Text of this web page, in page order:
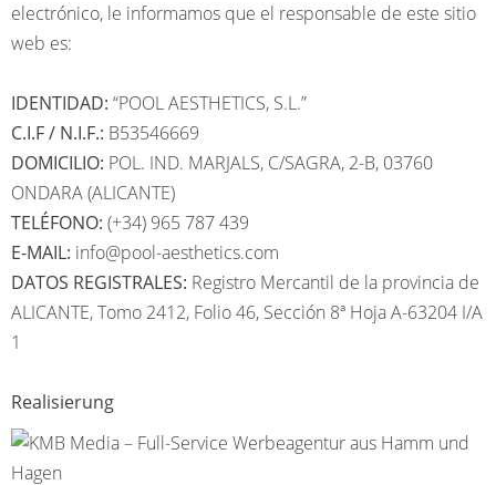
electrónico, le informamos que el responsable de este sitio
web es:
IDENTIDAD: “POOL AESTHETICS, S.L.”
C.I.F / N.I.F.: B53546669
DOMICILIO: POL. IND. MARJALS, C/SAGRA, 2-B, 03760
ONDARA (ALICANTE)
TELÉFONO: (+34) 965 787 439
E-MAIL: info@pool-aesthetics.com
DATOS REGISTRALES: Registro Mercantil de la provincia de
ALICANTE, Tomo 2412, Folio 46, Sección 8ª Hoja A-63204 I/A
1
Realisierung